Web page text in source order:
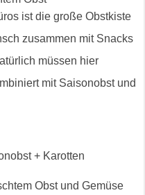
ist die große Obstkiste
zusammen mit Snacks
müssen hier
mit Saisonobst und
Obst und Gemüse